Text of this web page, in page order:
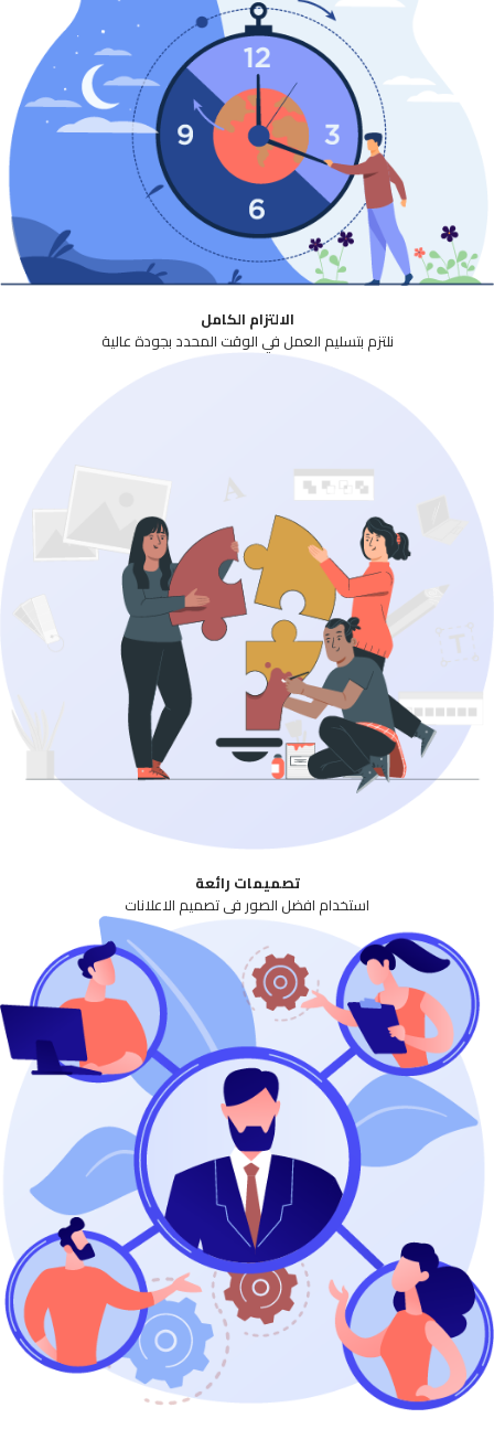
الالتزام الكامل
نلتزم بتسليم العمل في الوقت المحدد بجودة عالية
تصميمات رائعة
استخدام افضل الصور فى تصميم الاعلانات